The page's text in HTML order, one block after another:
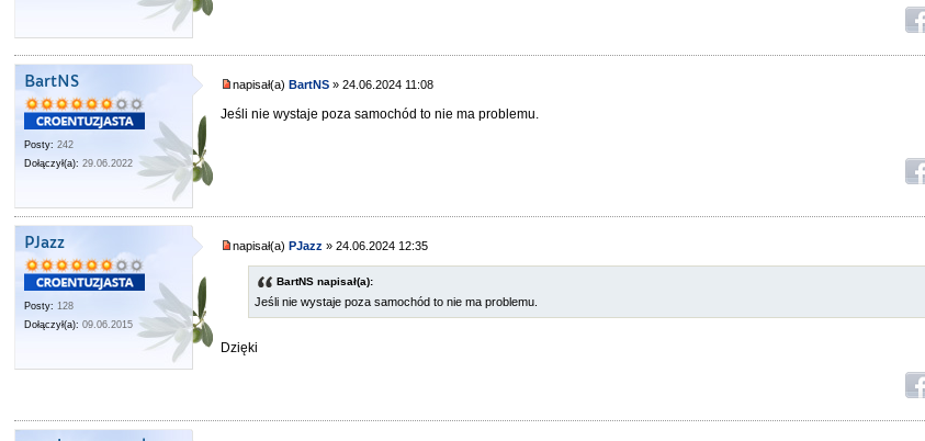
BartNS
Posty: 242
Dołączył(a): 29.06.2022
napisał(a) BartNS » 24.06.2024 11:08
Jeśli nie wystaje poza samochód to nie ma problemu.
PJazz
Posty: 128
Dołączył(a): 09.06.2015
napisał(a) PJazz » 24.06.2024 12:35
BartNS napisał(a):
Jeśli nie wystaje poza samochód to nie ma problemu.
Dzięki